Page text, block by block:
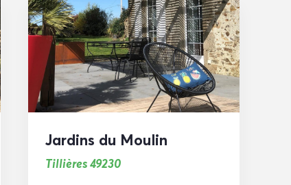
Jardins du Moulin
Tillières 49230